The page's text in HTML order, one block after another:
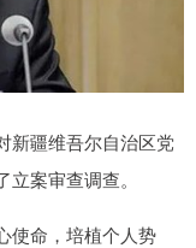
疆维吾尔自治区党
案审查调查。
命，培植个人势